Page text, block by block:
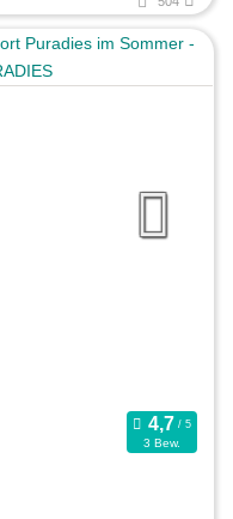
3 Bew.